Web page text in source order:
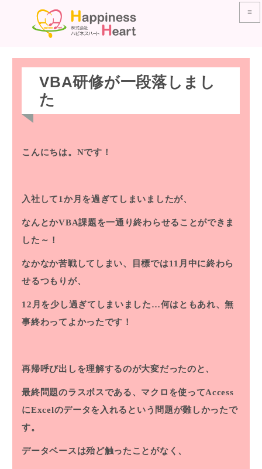
≡
VBA研修が一段落しまし
た
こんにちは。Nです！
入社して1か月を過ぎてしまいましたが、
なんとかVBA課題を一通り終わらせることができま
した～！
なかなか苦戦してしまい、目標では11月中に終わら
せるつもりが、
12月を少し過ぎてしまいました…何はともあれ、無
事終わってよかったです！
再帰呼び出しを理解するのが大変だったのと、
最終問題のラスボスである、マクロを使ってAccess
にExcelのデータを入れるという問題が難しかったで
す。
データベースは殆ど触ったことがなく、